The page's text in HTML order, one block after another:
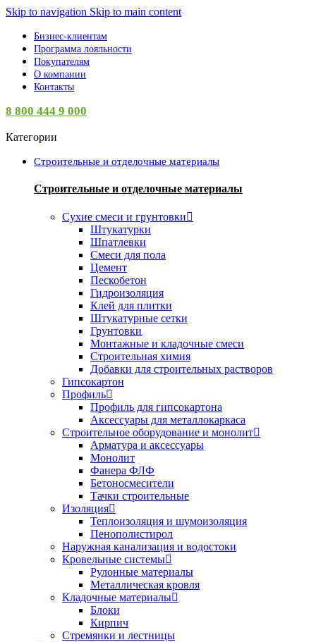
Skip to navigation Skip to main content
Бизнес-клиентам
Программа лояльности
Покупателям
О компании
Контакты
8 800 444 9 000
Категории
Строительные и отделочные материалы
Строительные и отделочные материалы
Сухие смеси и грунтовки
Штукатурки
Шпатлевки
Смеси для пола
Цемент
Пескобетон
Гидроизоляция
Клей для плитки
Штукатурные сетки
Грунтовки
Монтажные и кладочные смеси
Строительная химия
Добавки для строительных растворов
Гипсокартон
Профиль
Профиль для гипсокартона
Аксессуары для металлокаркаса
Строительное оборудование и монолит
Арматура и аксессуары
Монолит
Фанера ФЛФ
Бетоносмесители
Тачки строительные
Изоляция
Теплоизоляция и шумоизоляция
Пенополистирол
Наружная канализация и водостоки
Кровельные системы
Рулонные материалы
Металлическая кровля
Кладочные материалы
Блоки
Кирпич
Стремянки и лестницы